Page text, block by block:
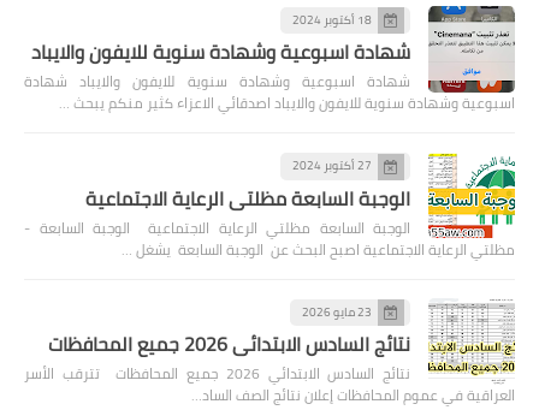
18 أكتوبر 2024
شهادة اسبوعية وشهادة سنوية للايفون والايباد
شهادة اسبوعية وشهادة سنوية للايفون والايباد شهادة
اسبوعية وشهادة سنوية للايفون والايباد اصدقائي الاعزاء كثير منكم يبحث …
27 أكتوبر 2024
الوجبة السابعة مظلتي الرعاية الاجتماعية
الوجبة السابعة مظلتي الرعاية الاجتماعية الوجبة السابعة -
مظلتي الرعاية الاجتماعية اصبح البحث عن الوجبة السابعة يشغل …
23 مايو 2026
نتائج السادس الابتدائي 2026 جميع المحافظات
نتائج السادس الابتدائي 2026 جميع المحافظات تترقب الأسر
العراقية في عموم المحافظات إعلان نتائج الصف الساد…